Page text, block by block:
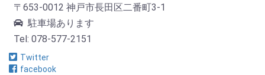
〒653-0012 神戸市長田区二番町3-1
駐車場あります
Tel: 078-577-2151
Twitter
facebook